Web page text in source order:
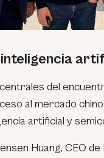
del
al mercado
artificial y
Huang, CEO